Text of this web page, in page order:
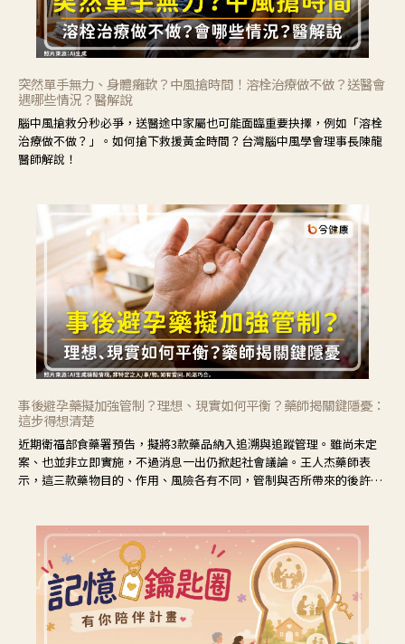
突然單手無力、身體癱軟？中風搶時間！溶栓治療做不做？送醫會
遇哪些情況？醫解說
腦中風搶救分秒必爭，送醫途中家屬也可能面臨重要抉擇，例如「溶栓
治療做不做？」。如何搶下救援黃金時間？台灣腦中風學會理事長陳龍
醫師解說！
事後避孕藥擬加強管制？理想、現實如何平衡？藥師揭關鍵隱憂：
這步得想清楚
近期衛福部食藥署預告，擬將3款藥品納入追溯與追蹤管理。雖尚未定
案、也並非立即實施，不過消息一出仍掀起社會議論。王人杰藥師表
示，這三款藥物目的、作用、風險各有不同，管制與否所帶來的後許影